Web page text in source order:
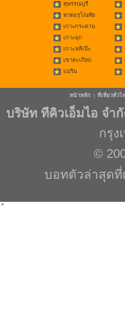
สุพรรณบุรี
หาดอรุโณทัย
เกาะกระดาน
เกาะมุก
เกาะหลีเป๊ะ
เขาตะเกียบ
แม่ริม
หน้าหลัก | ที่เที่ยวทั่วไ
บริษัท ทีคิวเอ็มไอ จำ
กรุง
©
บอทตัวล่าสุดที่